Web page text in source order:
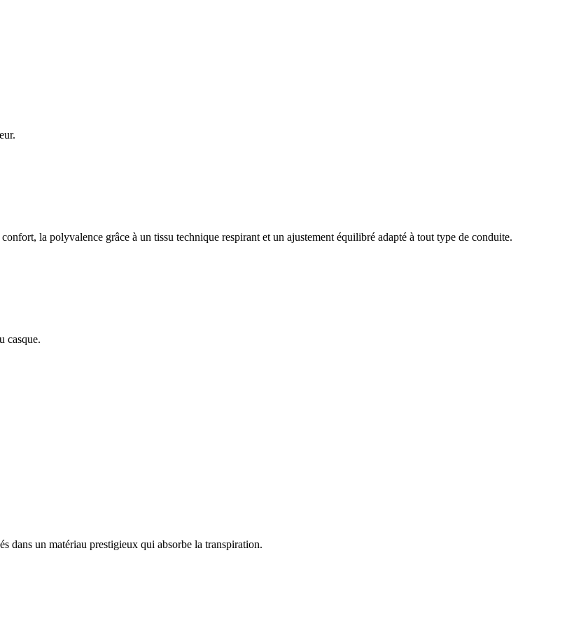
la polyvalence grâce à un tissu technique respirant et un ajustement équilibré adapté à tout type de conduite.
casque.
dans un matériau prestigieux qui absorbe la transpiration.